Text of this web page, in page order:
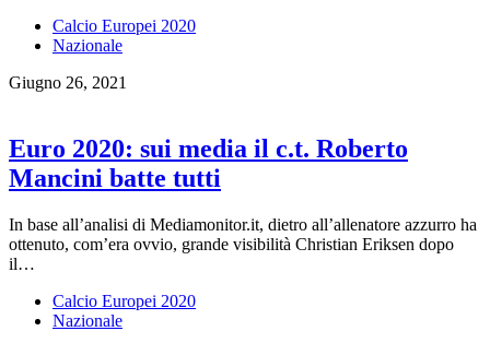
Calcio Europei 2020
Nazionale
Giugno 26, 2021
Euro 2020: sui media il c.t. Roberto
Mancini batte tutti
In base all’analisi di Mediamonitor.it, dietro all’allenatore azzurro ha
ottenuto, com’era ovvio, grande visibilità Christian Eriksen dopo
il…
Calcio Europei 2020
Nazionale